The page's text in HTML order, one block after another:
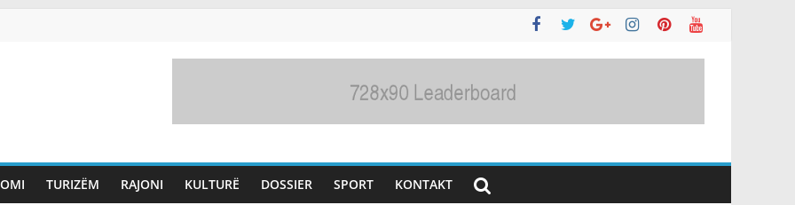
TURIZËM RAJONI KULTURË DOSSIER SPORT KONTAKT